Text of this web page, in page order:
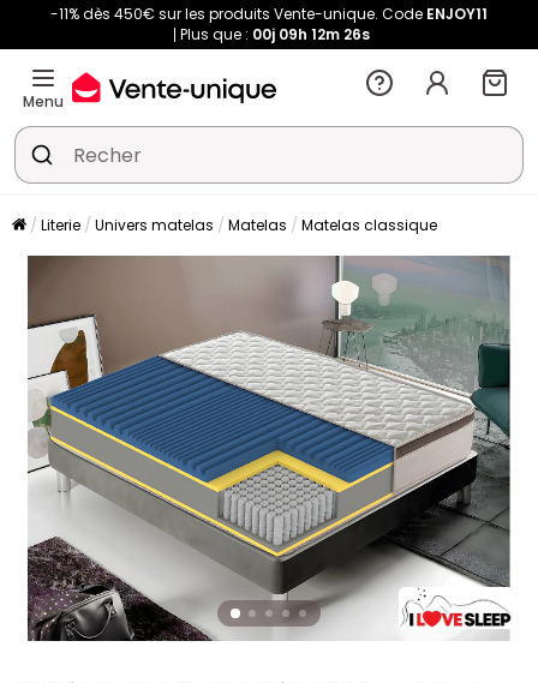
-11% dès 450€ sur les produits Vente-unique. Code ENJOY11
Plus que : 00j 09h 12m 25s
Menu
Literie Univers matelas Matelas Matelas classique